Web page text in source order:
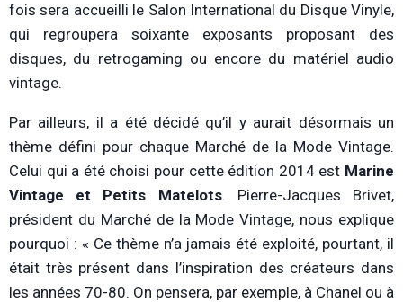
fois sera accueilli le Salon International du Disque Vinyle,
qui regroupera soixante exposants proposant des
disques, du retrogaming ou encore du matériel audio
vintage.
Par ailleurs, il a été décidé qu’il y aurait désormais un
thème défini pour chaque Marché de la Mode Vintage.
Celui qui a été choisi pour cette édition 2014 est Marine
Vintage et Petits Matelots. Pierre-Jacques Brivet,
président du Marché de la Mode Vintage, nous explique
pourquoi : « Ce thème n’a jamais été exploité, pourtant, il
était très présent dans l’inspiration des créateurs dans
les années 70-80. On pensera, par exemple, à Chanel ou à